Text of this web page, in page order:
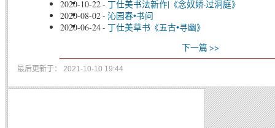
2020-10-22- 丁仕美书法新作|《念奴娇·过洞庭》
2020-08-02- 沁园春•书问
2020-06-24- 丁仕美草书《五古•寻幽》
下一篇 >>
最后更新于： 2021-10-10 19:44